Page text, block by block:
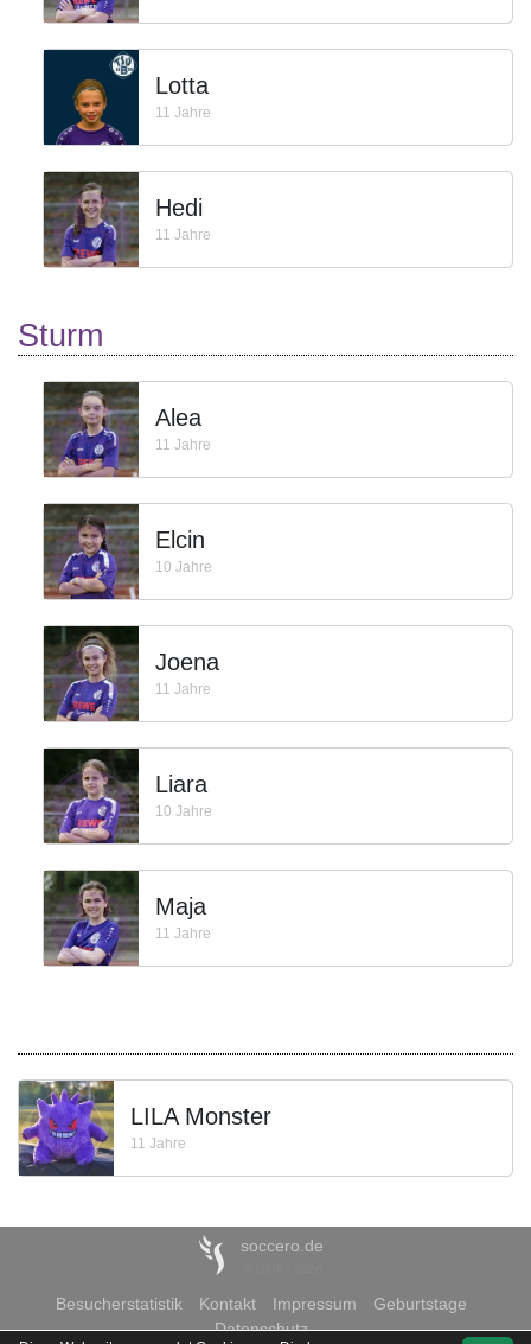
Lotta
11 Jahre
Hedi
11 Jahre
Sturm
Alea
11 Jahre
Elcin
10 Jahre
Joena
11 Jahre
Liara
10 Jahre
Maja
11 Jahre
LILA Monster
11 Jahre
soccero.de
Besucherstatistik Kontakt Impressum
Geburtstage
Datenschutz